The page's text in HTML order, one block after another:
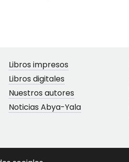
Libros impresos
Libros digitales
Nuestros autores
Noticias Abya-Yala